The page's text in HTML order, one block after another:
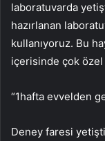
laboratuvarda
hazırlanan
kullanıyoruz. Bu
içerisinde çok
“1hafta evvelden
Deney faresi